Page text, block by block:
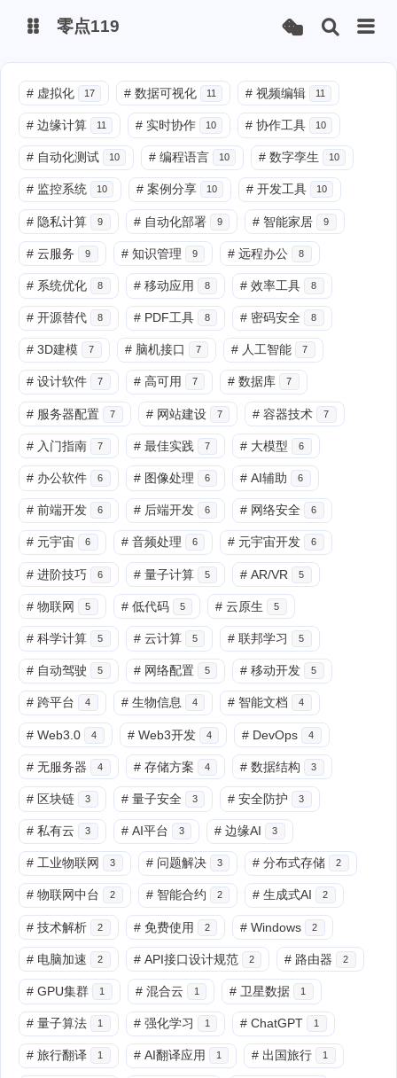
微博
抖音
零点119
# 虚拟化 17 # 数据可视化 11 # 视频编辑 11
# 边缘计算 11 # 实时协作 10 # 协作工具 10
# 自动化测试 10 # 编程语言 10 # 数字孪生 10
# 监控系统 10 # 案例分享 10 # 开发工具 10
# 隐私计算 9 # 自动化部署 9 # 智能家居 9
# 云服务 9 # 知识管理 9 # 远程办公 8
# 系统优化 8 # 移动应用 8 # 效率工具 8
# 开源替代 8 # PDF工具 8 # 密码安全 8
# 3D建模 7 # 脑机接口 7 # 人工智能 7
# 设计软件 7 # 高可用 7 # 数据库 7
# 服务器配置 7 # 网站建设 7 # 容器技术 7
# 入门指南 7 # 最佳实践 7 # 大模型 6
# 办公软件 6 # 图像处理 6 # AI辅助 6
# 前端开发 6 # 后端开发 6 # 网络安全 6
# 元宇宙 6 # 音频处理 6 # 元宇宙开发 6
# 进阶技巧 6 # 量子计算 5 # AR/VR 5
# 物联网 5 # 低代码 5 # 云原生 5
# 科学计算 5 # 云计算 5 # 联邦学习 5
# 自动驾驶 5 # 网络配置 5 # 移动开发 5
# 跨平台 4 # 生物信息 4 # 智能文档 4
# Web3.0 4 # Web3开发 4 # DevOps 4
# 无服务器 4 # 存储方案 4 # 数据结构 3
# 区块链 3 # 量子安全 3 # 安全防护 3
# 私有云 3 # AI平台 3 # 边缘AI 3
# 工业物联网 3 # 问题解决 3 # 分布式存储 2
# 物联网中台 2 # 智能合约 2 # 生成式AI 2
# 技术解析 2 # 免费使用 2 # Windows 2
# 电脑加速 2 # API接口设计规范 2 # 路由器 2
# GPU集群 1 # 混合云 1 # 卫星数据 1
# 量子算法 1 # 强化学习 1 # ChatGPT 1
# 旅行翻译 1 # AI翻译应用 1 # 出国旅行 1